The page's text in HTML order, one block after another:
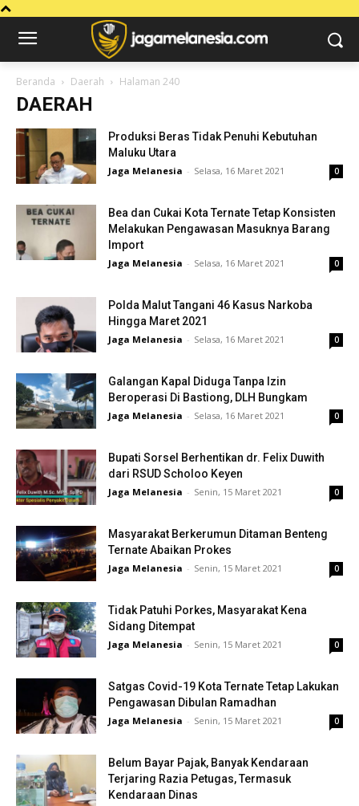
Beranda Daerah Halaman 240
DAERAH
Produksi Beras Tidak Penuhi Kebutuhan
Maluku Utara
Jaga Melanesia - Selasa, 16 Maret 2021 0
Bea dan Cukai Kota Ternate Tetap Konsisten
Melakukan Pengawasan Masuknya Barang
Import
Jaga Melanesia - Selasa, 16 Maret 2021 0
Polda Malut Tangani 46 Kasus Narkoba
Hingga Maret 2021
Jaga Melanesia - Selasa, 16 Maret 2021 0
Galangan Kapal Diduga Tanpa Izin
Beroperasi Di Bastiong, DLH Bungkam
Jaga Melanesia - Selasa, 16 Maret 2021 0
Bupati Sorsel Berhentikan dr. Felix Duwith
dari RSUD Scholoo Keyen
Jaga Melanesia - Senin, 15 Maret 2021 0
Masyarakat Berkerumun Ditaman Benteng
Ternate Abaikan Prokes
Jaga Melanesia - Senin, 15 Maret 2021 0
Tidak Patuhi Porkes, Masyarakat Kena
Sidang Ditempat
Jaga Melanesia - Senin, 15 Maret 2021 0
Satgas Covid-19 Kota Ternate Tetap Lakukan
Pengawasan Dibulan Ramadhan
Jaga Melanesia - Senin, 15 Maret 2021 0
Belum Bayar Pajak, Banyak Kendaraan
Terjaring Razia Petugas, Termasuk
Kendaraan Dinas